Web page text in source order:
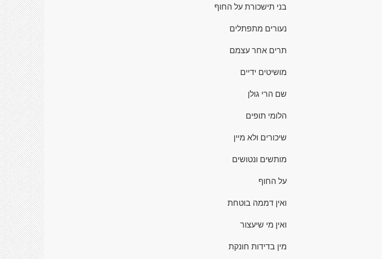
בני תישכורת על החוף
נעורים מתפתלים
תרים אחר עצמם
מושיטים ידיים
שם הרי גולן
הלומי תופים
שיכורים ולא מיין
מותשים ונטושים
על החוף
ואין דממה בוטחת
ואין מי שיעצור
מין בדידות חונקת